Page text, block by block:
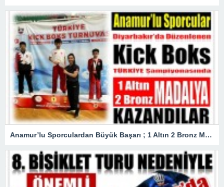
Anamur’lu Sporculardan Büyük Başarı ; 1 Altın 2 Bronz Madalya Kazandılar